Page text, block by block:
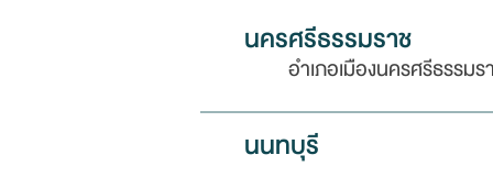
นครศรีธรรมราช
อำเภอเมืองนครศรีธรรมร
นนทบุรี